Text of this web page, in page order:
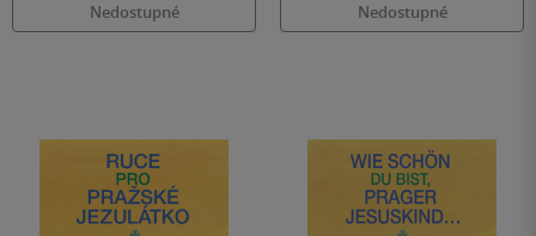
Nedostupné Nedostupné